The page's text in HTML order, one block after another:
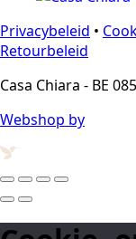
Privacybeleid •
Retourbeleid
Casa Chiara - BE
Webshop by